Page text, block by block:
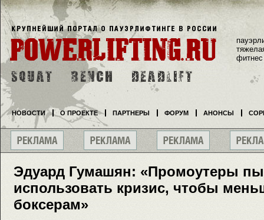
Эдуард Гумашян: «Промоутеры
использовать кризис, чтобы
боксерам»
фитнес
НОВОСТИ О ПРОЕКТЕ ПАРТНЕРЫ ФОРУМ АНОНСЫ